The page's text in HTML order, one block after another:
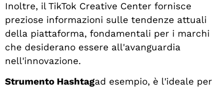
Inoltre, il TikTok Creative Center fornisce
preziose informazioni sulle tendenze attuali
della piattaforma, fondamentali per i marchi
che desiderano essere all'avanguardia
nell'innovazione.
Strumento Hashtagad esempio, è l'ideale per